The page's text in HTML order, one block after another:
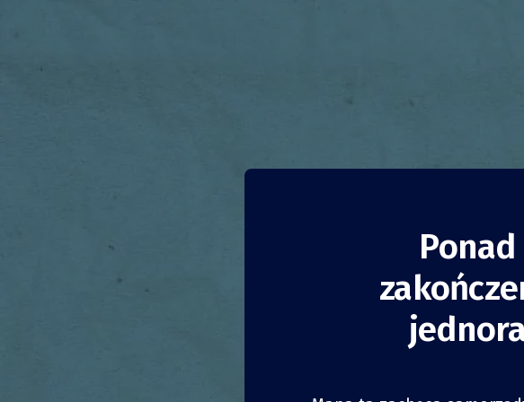
Koniec ze